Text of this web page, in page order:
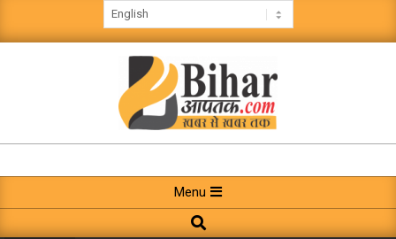
to
BIHAR
AAPTAK
Navigation
Menu
Menu
Search